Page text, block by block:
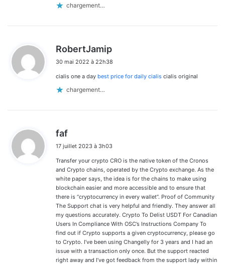
chargement…
RobertJamip
t
30 mai 2022 à 22h38
cialis one a day best price for daily cialis cialis original
chargement…
faf
t
:
17 juillet 2023 à 3h03
Transfer your crypto CRO is the native token of the Cronos
and Crypto chains, operated by the Crypto exchange. As the
white paper says, the idea is for the chains to make using
blockchain easier and more accessible and to ensure that
there is “cryptocurrency in every wallet”. Proof of Community
The Support chat is very helpful and friendly. They answer all
my questions accurately. Crypto To Delist USDT For Canadian
Users In Compliance With OSC’s Instructions Company To
find out if Crypto supports a given cryptocurrency, please go
to Crypto. I’ve been using Changelly for 3 years and I had an
issue with a transaction only once. But the support reacted
right away and I’ve got feedback from the support lady within